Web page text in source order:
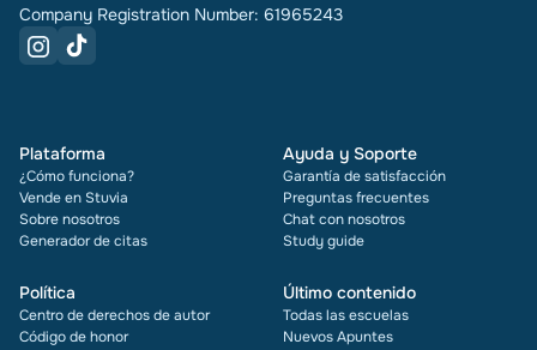
Company Registration Number: 61965243
Plataforma
¿Cómo funciona?
Vende en Stuvia
Sobre nosotros
Generador de citas
Ayuda y Soporte
Garantía de satisfacción
Preguntas frecuentes
Chat con nosotros
Study guide
Política
Centro de derechos de autor
Código de honor
Último contenido
Todas las escuelas
Nuevos Apuntes